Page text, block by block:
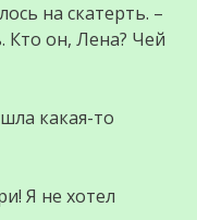
на скатерть. –
Кто он, Лена? Чей
какая-то
Я не хотел